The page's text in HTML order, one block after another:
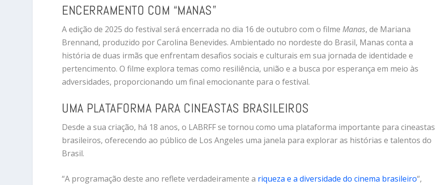
ENCERRAMENTO COM “MANAS”
A edição de 2025 do festival será encerrada no dia 16 de outubro com o filmeManas, de Mariana
Brennand, produzido por Carolina Benevides. Ambientado no nordeste do Brasil, Manas conta a
história de duas irmãs que enfrentam desafios sociais e culturais em sua jornada de identidade e
pertencimento. O filme explora temas como resiliência, união e a busca por esperança em meio às
adversidades, proporcionando um final emocionante para o festival.
UMA PLATAFORMA PARA CINEASTAS BRASILEIROS
Desde a sua criação, há 18 anos, o LABRFF se tornou como uma plataforma importante para cineastas
brasileiros, oferecendo ao público de Los Angeles uma janela para explorar as histórias e talentos do
Brasil.
“A programação deste ano reflete verdadeiramente a riqueza e a diversidade do cinema brasileiro“,